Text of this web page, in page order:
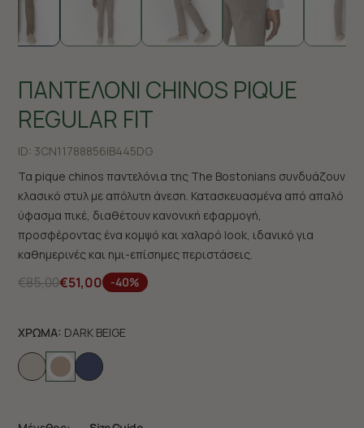
ΠΑΝΤΕΛΟΝΙ CHINOS PIQUE
REGULAR FIT
ID: 3CN11788856|B445DG
Τα pique chinos παντελόνια της The Bostonians συνδυάζουν
κλασικό στυλ με απόλυτη άνεση. Κατασκευασμένα από απαλό
ύφασμα πικέ, διαθέτουν κανονική εφαρμογή,
προσφέροντας ένα κομψό και χαλαρό look, ιδανικό για
καθημερινές και ημι-επίσημες περιστάσεις.
€85,00€51,00 -40%
ΧΡΩΜΑ: DARK BEIGE